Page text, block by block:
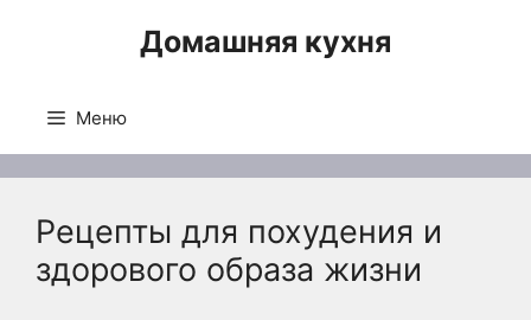
Домашняя кухня
Меню
Рецепты для похудения и
здорового образа жизни